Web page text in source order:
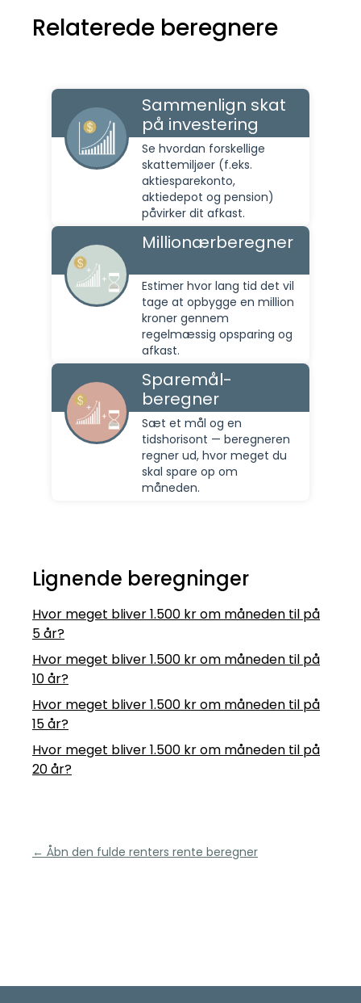
Relaterede beregnere
Sammenlign skat
på investering
Se hvordan forskellige
skattemiljøer (f.eks.
aktiesparekonto,
aktiedepot og pension)
påvirker dit afkast.
Millionærberegner
Estimer hvor lang tid det vil
tage at opbygge en million
kroner gennem
regelmæssig opsparing og
afkast.
Sparemål-
beregner
Sæt et mål og en
tidshorisont — beregneren
regner ud, hvor meget du
skal spare op om
måneden.
Lignende beregninger
Hvor meget bliver 1.500 kr om måneden til på
5 år?
Hvor meget bliver 1.500 kr om måneden til på
10 år?
Hvor meget bliver 1.500 kr om måneden til på
15 år?
Hvor meget bliver 1.500 kr om måneden til på
20 år?
← Åbn den fulde renters rente beregner